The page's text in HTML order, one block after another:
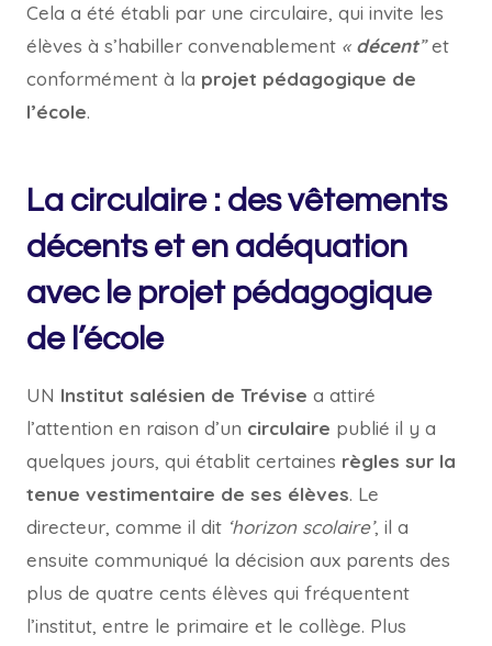
Cela a été établi par une circulaire, qui invite les
élèves à s’habiller convenablement « décent”et
conformément à la projet pédagogique de
l’école.
La circulaire : des vêtements
décents et en adéquation
avec le projet pédagogique
de l’école
UN Institut salésien de Trévise a attiré
l’attention en raison d’un circulaire publié il y a
quelques jours, qui établit certaines règles sur la
tenue vestimentaire de ses élèves. Le
directeur, comme il dit ‘horizon scolaire’, il a
ensuite communiqué la décision aux parents des
plus de quatre cents élèves qui fréquentent
l’institut, entre le primaire et le collège. Plus